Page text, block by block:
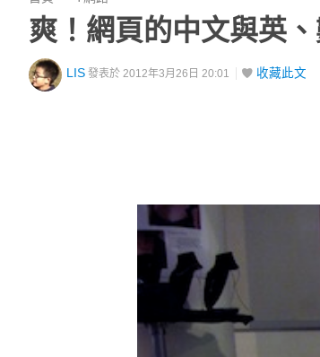
爽！網頁的中文與英
LIS 發表於 2012年3月26日 20:01 收藏此文